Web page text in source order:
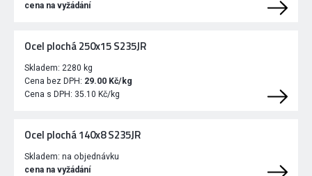
cena na vyžádání
Ocel plochá 250x15 S235JR
Skladem: 2280 kg
Cena bez DPH: 29.00 Kč/kg
Cena s DPH: 35.10 Kč/kg
Ocel plochá 140x8 S235JR
Skladem: na objednávku
cena na vyžádání